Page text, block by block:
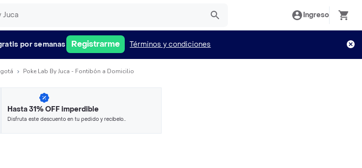
Ingreso
por semanas Registrarme Términos y condiciones
Poke Lab By Juca - Fontibón a Domicilio
Hasta 31% OFF imperdible
Disfruta este descuento en tu pedido y recíbelo